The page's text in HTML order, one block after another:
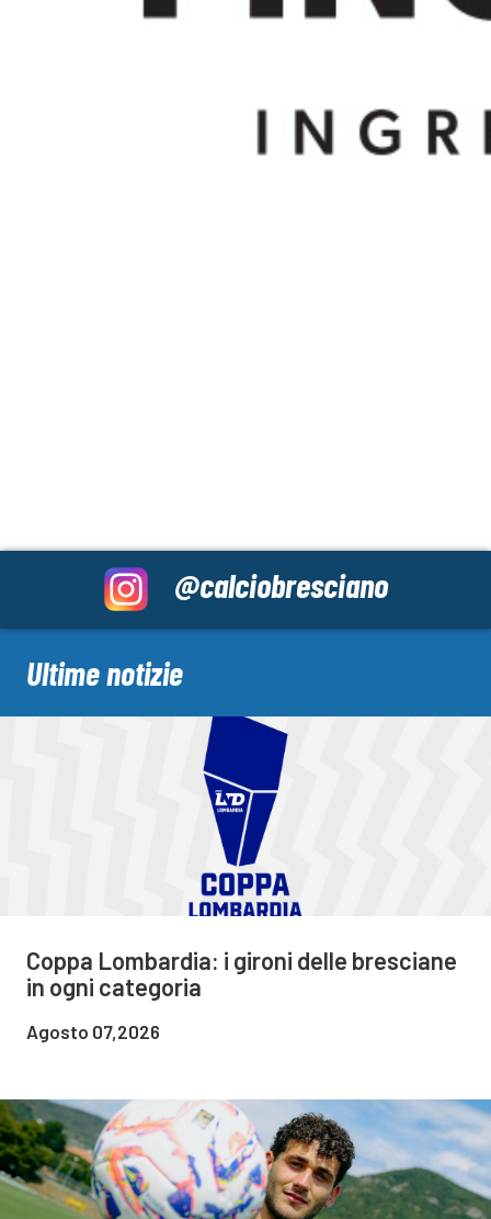
@calciobresciano
Ultime notizie
Coppa Lombardia: i gironi delle bresciane
in ogni categoria
Agosto 07,2026